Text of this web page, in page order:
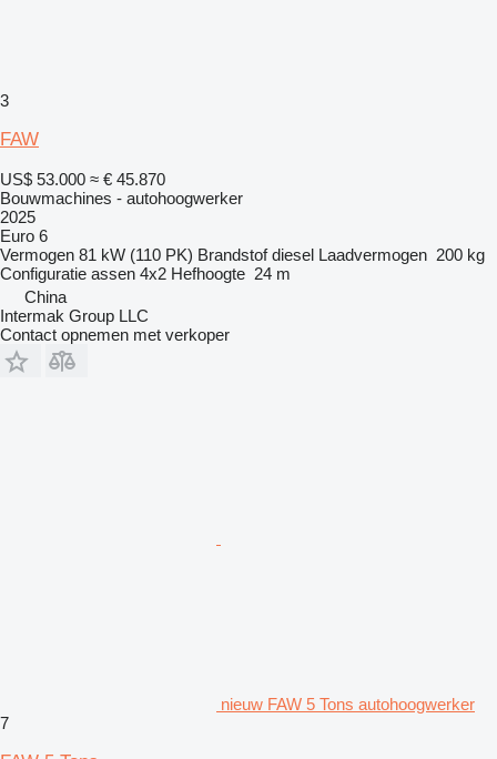
3
FAW
US$ 53.000 ≈ € 45.870
Bouwmachines - autohoogwerker
2025
Euro 6
Vermogen 81 kW (110 PK) Brandstof diesel Laadvermogen 200 kg
Configuratie assen 4x2 Hefhoogte 24 m
China
Intermak Group LLC
Contact opnemen met verkoper
nieuw FAW 5 Tons autohoogwerker
7